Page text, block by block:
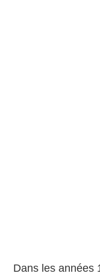
Dans les années